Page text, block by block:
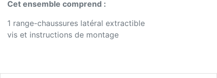
Cet ensemble comprend :
1 range-chaussures latéral extractible
vis et instructions de montage